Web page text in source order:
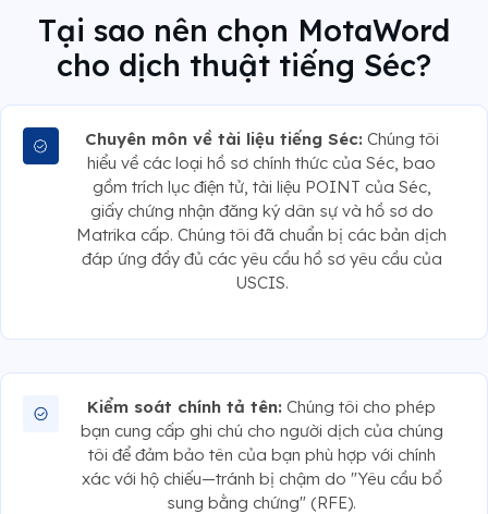
Tại sao nên chọn MotaWord
cho dịch thuật tiếng Séc?
Chuyên môn về tài liệu tiếng Séc: Chúng tôi
hiểu về các loại hồ sơ chính thức của Séc, bao
gồm trích lục điện tử, tài liệu POINT của Séc,
giấy chứng nhận đăng ký dân sự và hồ sơ do
Matrika cấp. Chúng tôi đã chuẩn bị các bản dịch
đáp ứng đầy đủ các yêu cầu hồ sơ yêu cầu của
USCIS.
Kiểm soát chính tả tên: Chúng tôi cho phép
bạn cung cấp ghi chú cho người dịch của chúng
tôi để đảm bảo tên của bạn phù hợp với chính
xác với hộ chiếu—tránh bị chậm do "Yêu cầu bổ
sung bằng chứng" (RFE).